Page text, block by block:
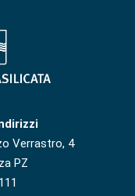
Verrastro, 4
PZ